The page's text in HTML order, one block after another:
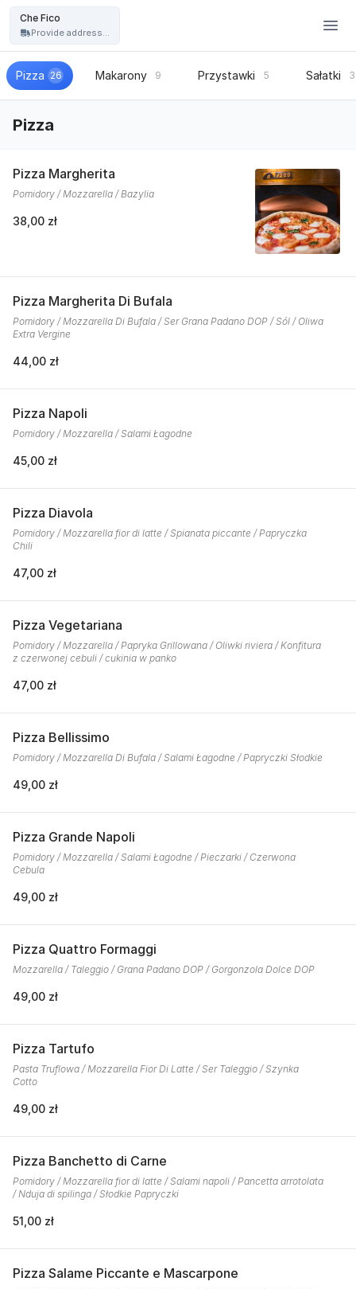
Che Fico
Provide address...
Pizza 26 Makarony 9 Przystawki 5 Sałatki 3
Pizza
Pizza Margherita
Pomidory / Mozzarella / Bazylia
38,00 zł
Pizza Margherita Di Bufala
Pomidory / Mozzarella Di Bufala / Ser Grana Padano DOP / Sól / Oliwa
Extra Vergine
44,00 zł
Pizza Napoli
Pomidory / Mozzarella / Salami Łagodne
45,00 zł
Pizza Diavola
Pomidory / Mozzarella fior di latte / Spianata piccante / Papryczka
Chili
47,00 zł
Pizza Vegetariana
Pomidory / Mozzarella / Papryka Grillowana / Oliwki riviera / Konfitura
z czerwonej cebuli / cukinia w panko
47,00 zł
Pizza Bellissimo
Pomidory / Mozzarella Di Bufala / Salami Łagodne / Papryczki Słodkie
49,00 zł
Pizza Grande Napoli
Pomidory / Mozzarella / Salami Łagodne / Pieczarki / Czerwona
Cebula
49,00 zł
Pizza Quattro Formaggi
Mozzarella / Taleggio / Grana Padano DOP / Gorgonzola Dolce DOP
49,00 zł
Pizza Tartufo
Pasta Truflowa / Mozzarella Fior Di Latte / Ser Taleggio / Szynka
Cotto
49,00 zł
Pizza Banchetto di Carne
Pomidory / Mozzarella fior di latte / Salami napoli / Pancetta arrotolata
/ Nduja di spilinga / Słodkie Papryczki
51,00 zł
Pizza Salame Piccante e Mascarpone